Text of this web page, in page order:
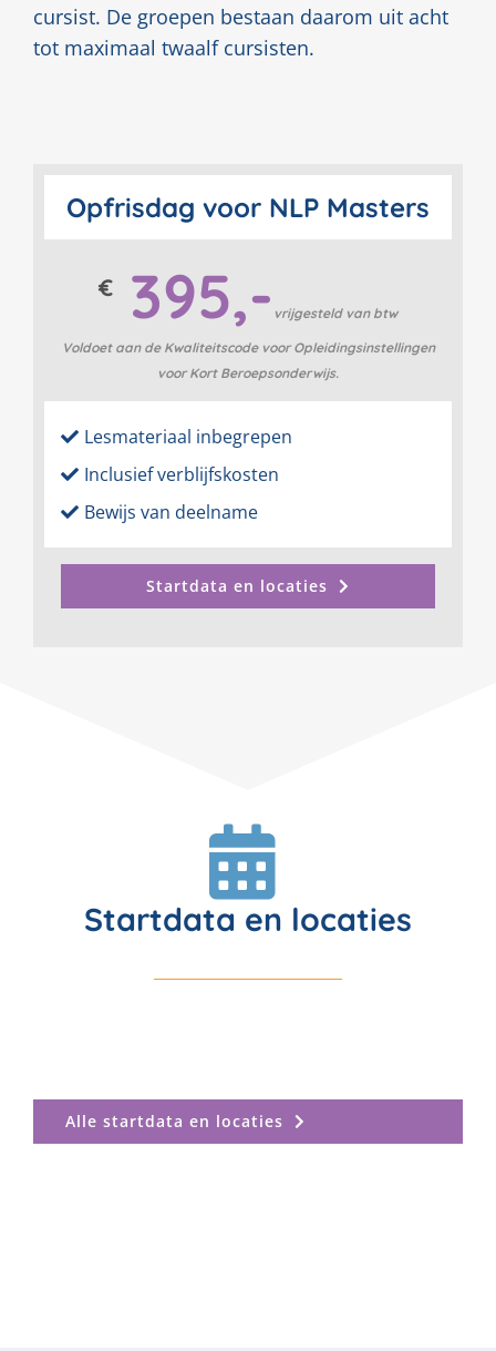
cursist. De groepen bestaan daarom uit acht
tot maximaal twaalf cursisten.
Opfrisdag voor NLP Masters
€ 395,- vrijgesteld van btw
Voldoet aan de Kwaliteitscode voor Opleidingsinstellingen
voor Kort Beroepsonderwijs.
Lesmateriaal inbegrepen
Inclusief verblijfskosten
Bewijs van deelname
Startdata en locaties
Startdata en locaties
Alle startdata en locaties